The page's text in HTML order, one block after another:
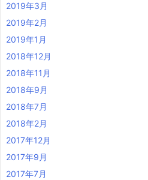
2019年3月
2019年2月
2019年1月
2018年12月
2018年11月
2018年9月
2018年7月
2018年2月
2017年12月
2017年9月
2017年7月